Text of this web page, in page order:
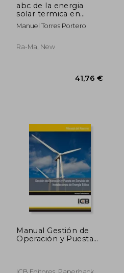
35,77 €
abc de la energia
solar termica en
españa.
funcionamiento ba
Manuel Torres Portero
Ra-Ma, New
Manual Gestión de
Operación y Puesta